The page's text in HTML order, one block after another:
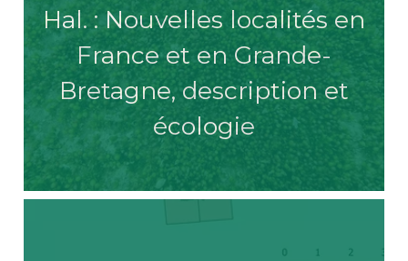
Hal. : Nouvelles localités en
France et en Grande-
Bretagne, description et
écologie